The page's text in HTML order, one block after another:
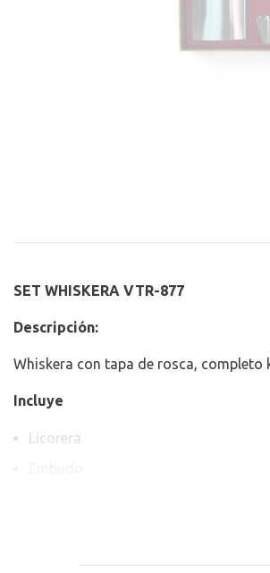
SET WHISKERA VTR-877
Descripción:
Whiskera con tapa de rosca, completo
Incluye
Licorera